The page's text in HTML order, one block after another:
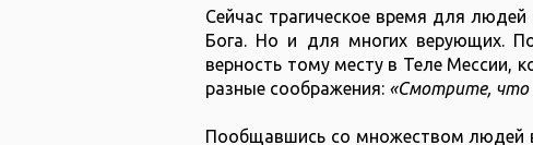
Сейчас трагическое время для
Бога. Но и для многих верующих.
верность тому месту в Теле Мессии,
разные соображения: «Смотрите, что
Пообщавшись со множеством людей